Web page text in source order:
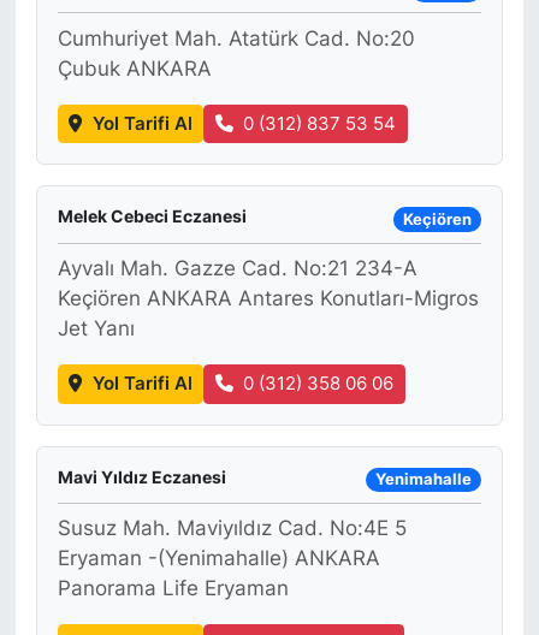
Cumhuriyet Mah. Atatürk Cad. No:20
Çubuk ANKARA
Yol Tarifi Al 0 (312) 837 53 54
Melek Cebeci Eczanesi Keçiören
Ayvalı Mah. Gazze Cad. No:21 234-A
Keçiören ANKARA Antares Konutları-Migros
Jet Yanı
Yol Tarifi Al 0 (312) 358 06 06
Mavi Yıldız Eczanesi Yenimahalle
Susuz Mah. Maviyıldız Cad. No:4E 5
Eryaman -(Yenimahalle) ANKARA
Panorama Life Eryaman